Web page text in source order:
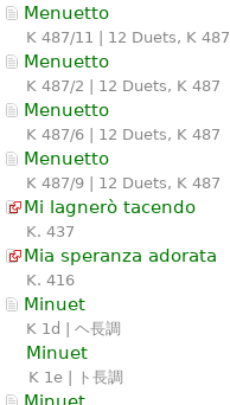
Menuetto
K 487/11 | 12 Duets, K 487
Menuetto
K 487/2 | 12 Duets, K 487
Menuetto
K 487/6 | 12 Duets, K 487
Menuetto
K 487/9 | 12 Duets, K 487
Mi lagnerò tacendo
K. 437
Mia speranza adorata
K. 416
Minuet
K 1d | ヘ長調
Minuet
K 1e | ト長調